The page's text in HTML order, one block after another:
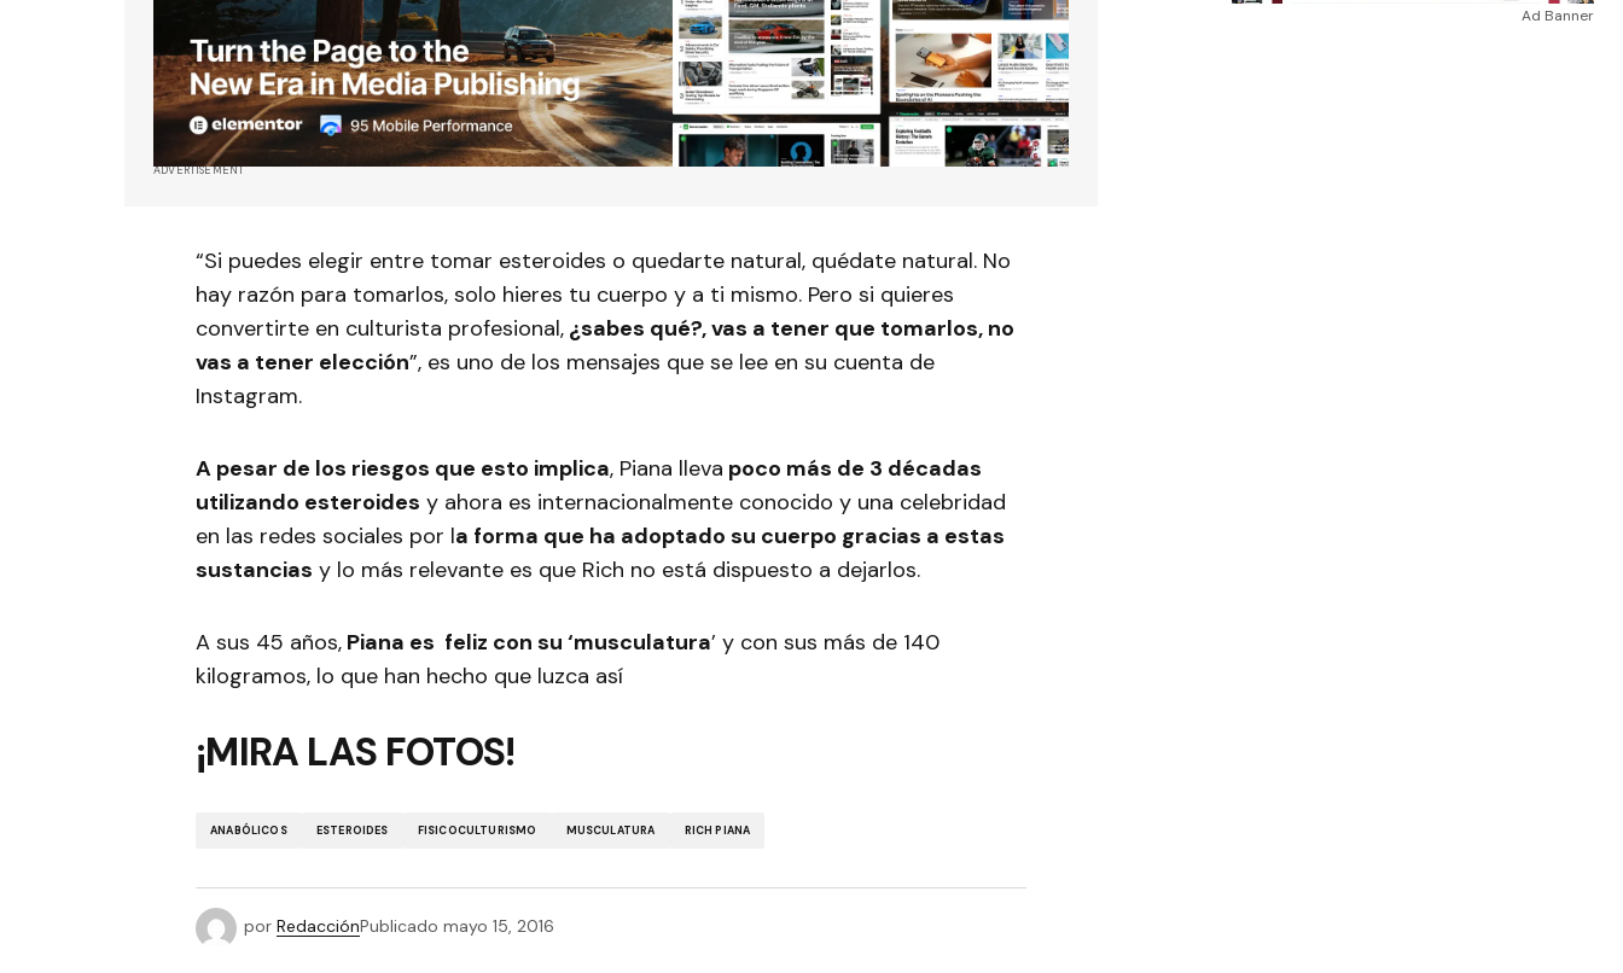
ADVERTISEMENT
“Si puedes elegir entre tomar esteroides o quedarte natural, quédate natural. No
hay razón para tomarlos, solo hieres tu cuerpo y a ti mismo. Pero si quieres
convertirte en culturista profesional, ¿sabes qué?, vas a tener que tomarlos, no
vas a tener elección”, es uno de los mensajes que se lee en su cuenta de
Instagram.
A pesar de los riesgos que esto implica, Piana lleva poco más de 3 décadas
utilizando esteroides y ahora es internacionalmente conocido y una celebridad
en las redes sociales por la forma que ha adoptado su cuerpo gracias a estas
sustancias y lo más relevante es que Rich no está dispuesto a dejarlos.
A sus 45 años, Piana es feliz con su ‘musculatura’ y con sus más de 140
kilogramos, lo que han hecho que luzca así
¡MIRA LAS FOTOS!
ANABÓLICOS ESTEROIDES FISICOCULTURISMO MUSCULATURA RICH PIANA
por RedacciónPublicado mayo 15, 2016
Ad Banner